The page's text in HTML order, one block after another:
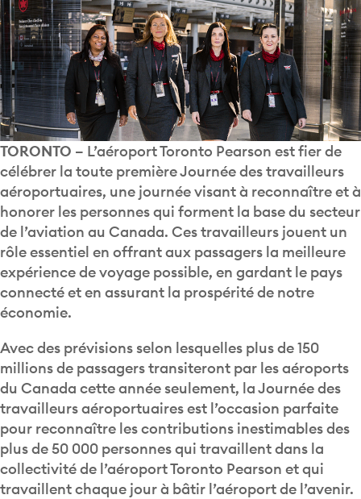
TORONTO – L’aéroport Toronto Pearson est fier de
célébrer la toute première Journée des travailleurs
aéroportuaires, une journée visant à reconnaître et à
honorer les personnes qui forment la base du secteur
de l’aviation au Canada. Ces travailleurs jouent un
rôle essentiel en offrant aux passagers la meilleure
expérience de voyage possible, en gardant le pays
connecté et en assurant la prospérité de notre
économie.
Avec des prévisions selon lesquelles plus de 150
millions de passagers transiteront par les aéroports
du Canada cette année seulement, la Journée des
travailleurs aéroportuaires est l’occasion parfaite
pour reconnaître les contributions inestimables des
plus de 50 000 personnes qui travaillent dans la
collectivité de l’aéroport Toronto Pearson et qui
travaillent chaque jour à bâtir l’aéroport de l’avenir.